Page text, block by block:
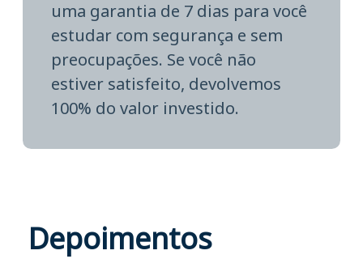
uma garantia de 7 dias para você
estudar com segurança e sem
preocupações. Se você não
estiver satisfeito, devolvemos
100% do valor investido.
Depoimentos